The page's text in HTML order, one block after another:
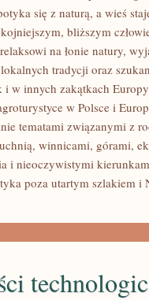
się z naturą, a wieś
bliższym
na łonie natury,
tradycji oraz
i w innych zakątkach
w Polsce i
tematami związanymi z
winnicami, górami,
i nieoczywistymi
poza utartym szlakiem i